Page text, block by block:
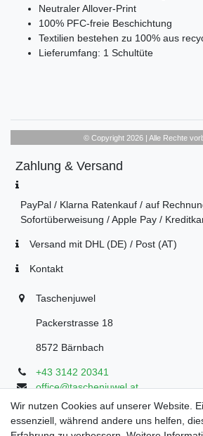
Neutraler Allover-Print
100% PFC-freie Beschichtung
Textilien bestehen zu 100% aus
Lieferumfang: 1 Schultüte
© Copyright 2026 | Alle Rechte
Zahlung & Versand
PayPal / Klarna Ratenkauf / auf
Sofortüberweisung / Apple Pay /
Versand mit DHL (DE) / Post (AT)
Kontakt
Taschenjuwel
Packerstrasse 18
8572 Bärnbach
+43 3142 20341
office@taschenjuwel.at
Montag - Freitag: 08:30 - 18:00
Samstag: 8:30 - 17 Uhr
Wir nutzen Cookies auf unserer Website.
essenziell, während andere uns helfen,